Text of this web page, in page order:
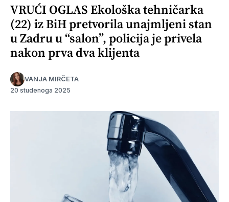
VRUĆI OGLAS Ekološka tehničarka
(22) iz BiH pretvorila unajmljeni stan
u Zadru u “salon”, policija je privela
nakon prva dva klijenta
VANJA MIRČETA
20 studenoga 2025